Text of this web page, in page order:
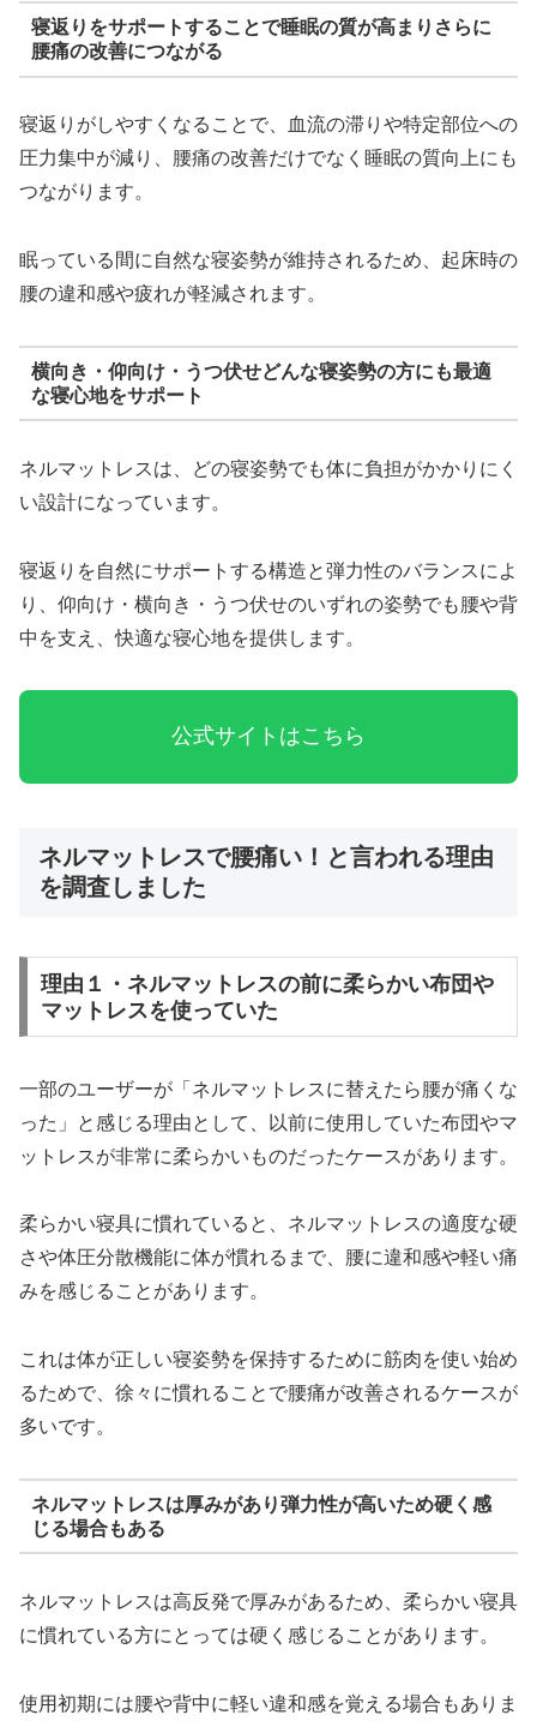
寝返りをサポートすることで睡眠の質が高まりさらに
腰痛の改善につながる
寝返りがしやすくなることで、血流の滞りや特定部位への
圧力集中が減り、腰痛の改善だけでなく睡眠の質向上にも
つながります。
眠っている間に自然な寝姿勢が維持されるため、起床時の
腰の違和感や疲れが軽減されます。
横向き・仰向け・うつ伏せどんな寝姿勢の方にも最適
な寝心地をサポート
ネルマットレスは、どの寝姿勢でも体に負担がかかりにく
い設計になっています。
寝返りを自然にサポートする構造と弾力性のバランスによ
り、仰向け・横向き・うつ伏せのいずれの姿勢でも腰や背
中を支え、快適な寝心地を提供します。
公式サイトはこちら
ネルマットレスで腰痛い！と言われる理由
を調査しました
理由１・ネルマットレスの前に柔らかい布団や
マットレスを使っていた
一部のユーザーが「ネルマットレスに替えたら腰が痛くな
った」と感じる理由として、以前に使用していた布団やマ
ットレスが非常に柔らかいものだったケースがあります。
柔らかい寝具に慣れていると、ネルマットレスの適度な硬
さや体圧分散機能に体が慣れるまで、腰に違和感や軽い痛
みを感じることがあります。
これは体が正しい寝姿勢を保持するために筋肉を使い始め
るためで、徐々に慣れることで腰痛が改善されるケースが
多いです。
ネルマットレスは厚みがあり弾力性が高いため硬く感
じる場合もある
ネルマットレスは高反発で厚みがあるため、柔らかい寝具
に慣れている方にとっては硬く感じることがあります。
使用初期には腰や背中に軽い違和感を覚える場合もありま